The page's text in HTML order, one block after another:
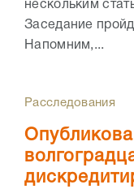
нескольким
Заседание
Напомним,...
Расследования